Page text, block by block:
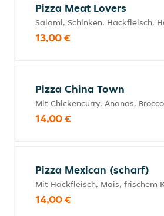
Pizza Meat Lovers
Salami, Schinken, Hackfleisch,
13,00 €
Pizza China Town
Mit Chickencurry, Ananas,
14,00 €
Pizza Mexican (scharf)
Mit Hackfleisch, Mais, frischem
14,00 €